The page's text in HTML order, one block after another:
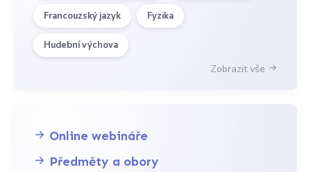
Francouzský jazyk Fyzika
Hudební výchova
Zobrazit vše
Online webináře
Předměty a obory